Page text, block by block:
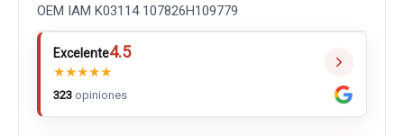
OEM IAM K03114 107826H109779
Excelente4.5
★★★★★
323 opiniones